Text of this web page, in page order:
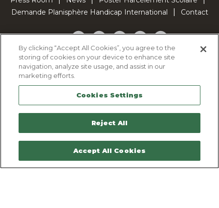
Demande Planisphère Handicap International
Contact
Facebook
TwitterYouTubePinterestTikTok
Cookie Policy
Legal Notice
Sitemap
Contactez-nous
By clicking “Accept All Cookies”, you agree to the
storing of cookies on your device to enhance site
navigation, analyze site usage, and assist in our
marketing efforts.
Cookies Settings
Reject All
Accept All Cookies